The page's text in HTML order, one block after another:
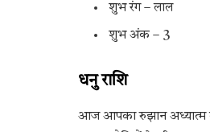
शुभ रंग – लाल
शुभ अंक – 3
धनु राशि
आज आपका रुझान अध्यात्म